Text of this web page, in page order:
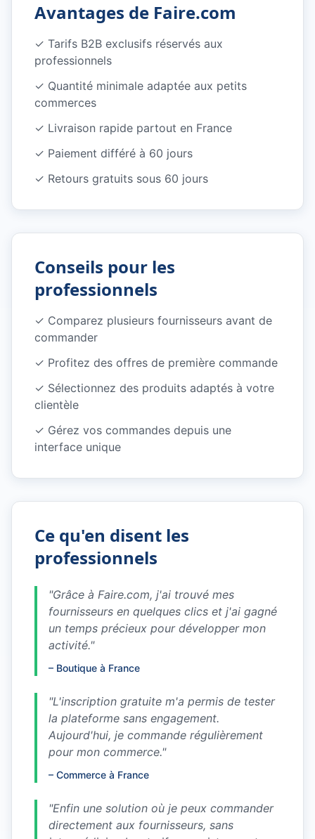
Avantages de Faire.com
✓ Tarifs B2B exclusifs réservés aux
professionnels
✓ Quantité minimale adaptée aux petits
commerces
✓ Livraison rapide partout en France
✓ Paiement différé à 60 jours
✓ Retours gratuits sous 60 jours
Conseils pour les
professionnels
✓ Comparez plusieurs fournisseurs avant de
commander
✓ Profitez des offres de première commande
✓ Sélectionnez des produits adaptés à votre
clientèle
✓ Gérez vos commandes depuis une
interface unique
Ce qu'en disent les
professionnels
"Grâce à Faire.com, j'ai trouvé mes
fournisseurs en quelques clics et j'ai gagné
un temps précieux pour développer mon
activité."
– Boutique à France
"L'inscription gratuite m'a permis de tester
la plateforme sans engagement.
Aujourd'hui, je commande régulièrement
pour mon commerce."
– Commerce à France
"Enfin une solution où je peux commander
directement aux fournisseurs, sans